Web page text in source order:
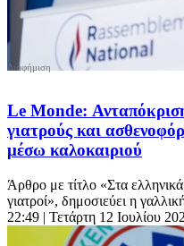
Le Monde: Ανταπόκριση
γιατρούς και
μέσω καλοκαιριού
Άρθρο με τίτλο «Στα
γιατροί», δημοσιεύει η
22:49 | Τετάρτη 12 Ιουλίου